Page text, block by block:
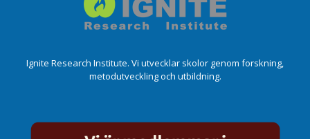
Ignite Research Institute. Vi utvecklar skolor genom forskning,
metodutveckling och utbildning.